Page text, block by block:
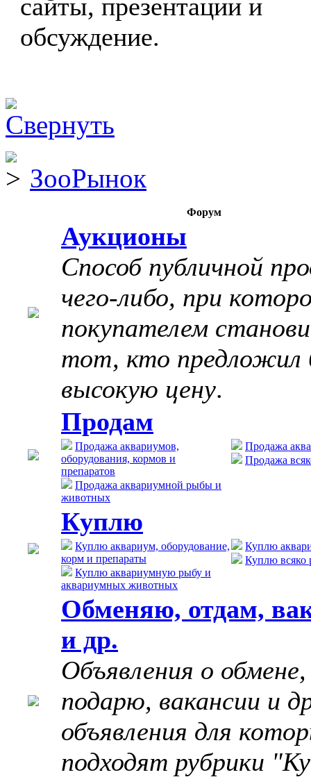
сайты, презентации и
обсуждение.
ЗооРынок
Форум
Аукционы
Способ публичной
чего-либо, при
покупателем
тот, кто предложил
высокую цену.
Продам
Продажа аквариумов,
оборудования, кормов и
препаратов
Продажа аквариумной рыбы и
животных
Продажа
Продажа
Куплю
Куплю аквариум, оборудование,
корм и препараты
Куплю аквариумную рыбу и
аквариумных животных
Куплю
Куплю всяко
Обменяю, отдам,
и др.
Объявления о обмене,
подарю, вакансии и
объявления для
подходят рубрики